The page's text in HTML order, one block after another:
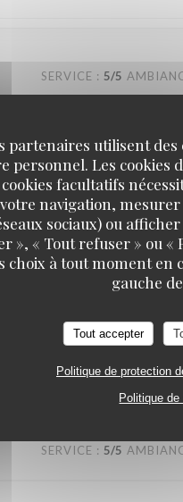
partenaires utilisent
personnel. Les cookies
facultatifs
navigation,
sociaux) ou
», « Tout refuser » ou
choix à tout moment
gauche
Tout accepter
Politique de protection
Politique
SERVICE : 5/5
très bon. Cadre agreable
SERVICE: 5/5
SERVICE : 5/5